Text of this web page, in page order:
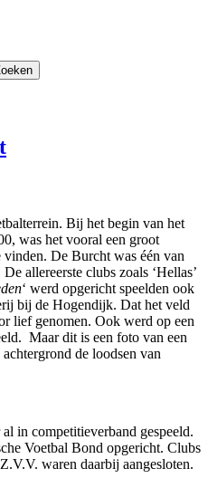
Bij het begin van het
was het vooral een groot
De Burcht was één van
allereerste clubs zoals ‘Hellas’
‘ werd opgericht speelden ook
bij de Hogendijk. Dat het veld
lief genomen. Ook werd op een
Maar dit is een foto van een
de loodsen van
in competitieverband gespeeld.
Voetbal Bond opgericht. Clubs
waren daarbij aangesloten.